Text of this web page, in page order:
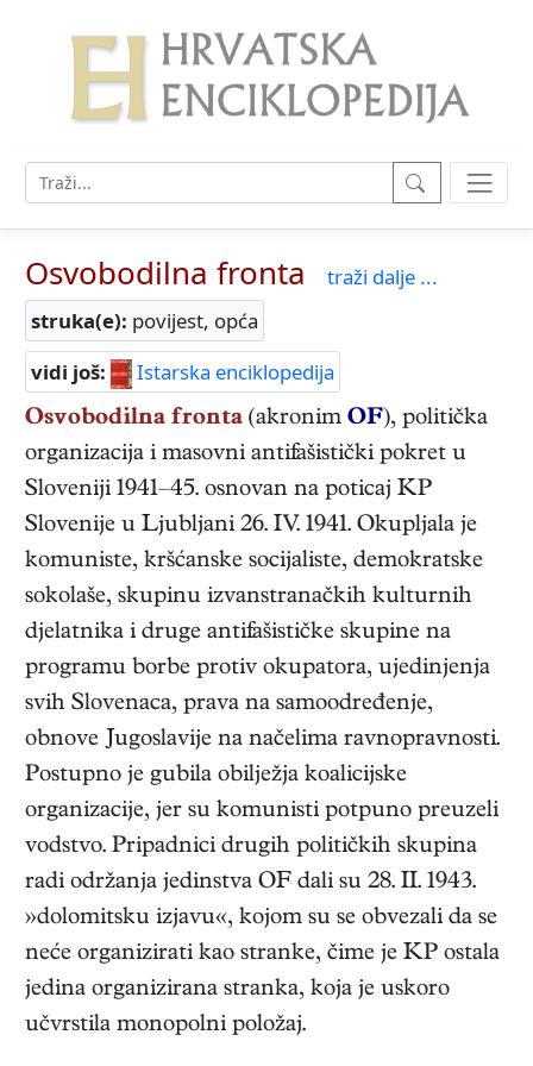
Osvobodilna fronta
traži dalje ...
struka(e): povijest, opća
vidi još:
Istarska enciklopedija
Osvobodilna fronta (akronim OF), politička
organizacija i masovni antifašistički pokret u
Sloveniji 1941–45. osnovan na poticaj KP
Slovenije u Ljubljani 26. IV. 1941. Okupljala je
komuniste, kršćanske socijaliste, demokratske
sokolaše, skupinu izvanstranačkih kulturnih
djelatnika i druge antifašističke skupine na
programu borbe protiv okupatora, ujedinjenja
svih Slovenaca, prava na samoodređenje,
obnove Jugoslavije na načelima ravnopravnosti.
Postupno je gubila obilježja koalicijske
organizacije, jer su komunisti potpuno preuzeli
vodstvo. Pripadnici drugih političkih skupina
radi održanja jedinstva OF dali su 28. II. 1943.
»dolomitsku izjavu«, kojom su se obvezali da se
neće organizirati kao stranke, čime je KP ostala
jedina organizirana stranka, koja je uskoro
učvrstila monopolni položaj.